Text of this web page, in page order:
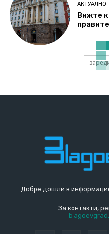
АКТУАЛНО
Вижте
Добре дошли в
За контакти,